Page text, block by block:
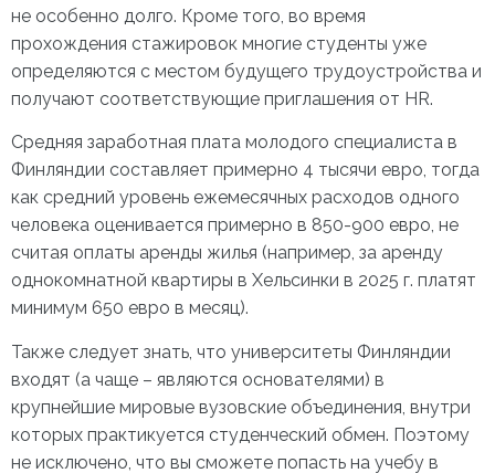
не особенно долго. Кроме того, во время
прохождения стажировок многие студенты уже
определяются с местом будущего трудоустройства и
получают соответствующие приглашения от HR.
Средняя заработная плата молодого специалиста в
Финляндии составляет примерно 4 тысячи евро, тогда
как средний уровень ежемесячных расходов одного
человека оценивается примерно в 850-900 евро, не
считая оплаты аренды жилья (например, за аренду
однокомнатной квартиры в Хельсинки в 2025 г. платят
минимум 650 евро в месяц).
Также следует знать, что университеты Финляндии
входят (а чаще – являются основателями) в
крупнейшие мировые вузовские объединения, внутри
которых практикуется студенческий обмен. Поэтому
не исключено, что вы сможете попасть на учебу в